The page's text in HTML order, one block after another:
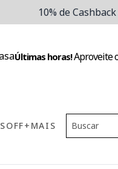
10% de
Últimas horas!Aproveite
OFF+MAIS